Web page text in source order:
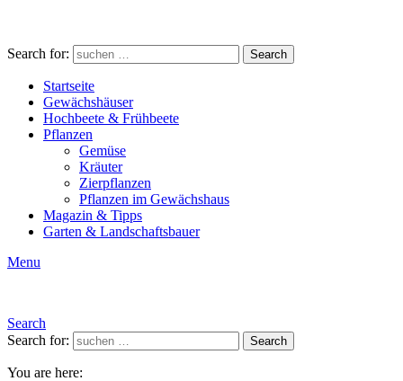
Search for: Search
Startseite
Gewächshäuser
Hochbeete & Frühbeete
Pflanzen
Gemüse
Kräuter
Zierpflanzen
Pflanzen im Gewächshaus
Magazin & Tipps
Garten & Landschaftsbauer
Menu
Search
Search for:
Search
You are here: